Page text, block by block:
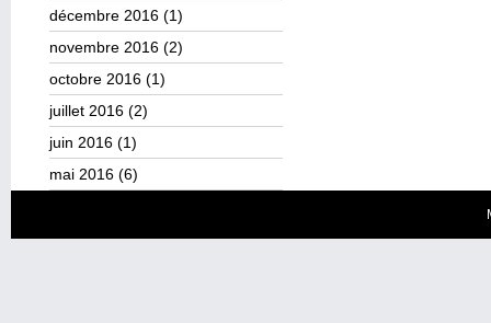
décembre 2016 (1)
novembre 2016 (2)
octobre 2016 (1)
juillet 2016 (2)
juin 2016 (1)
mai 2016 (6)